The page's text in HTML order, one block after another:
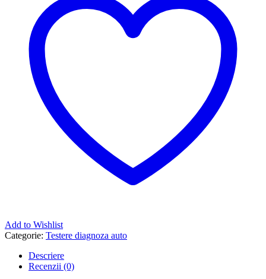
DAVIDSON
funcție
programare
Add to Wishlist
Categorie: Testere diagnoza auto
Descriere
Recenzii (0)